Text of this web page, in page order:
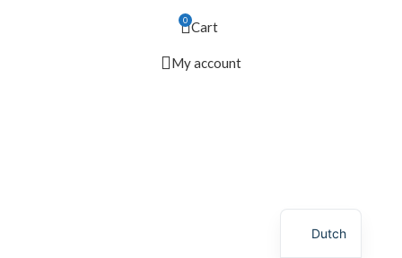
0 Cart
My account
Dutch